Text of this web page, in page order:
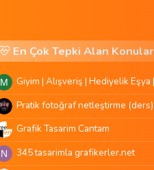
En Çok Tepki Alan Konular
M
Pratik fotoğraf netleştirme (ders)
Grafik Tasarim Cantam
N 345 tasarimla grafikerler.net